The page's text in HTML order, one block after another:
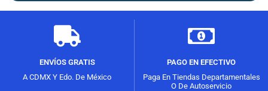
ENVÍOS GRATIS
A CDMX Y Edo. De México
PAGO EN EFECTIVO
Paga En Tiendas Departamentales
O De Autoservicio